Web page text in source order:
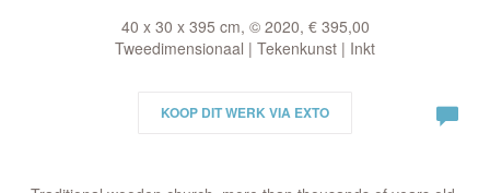
40 x 30 x 395 cm, © 2020, € 395,00
Tweedimensionaal | Tekenkunst | Inkt
KOOP DIT WERK VIA EXTO